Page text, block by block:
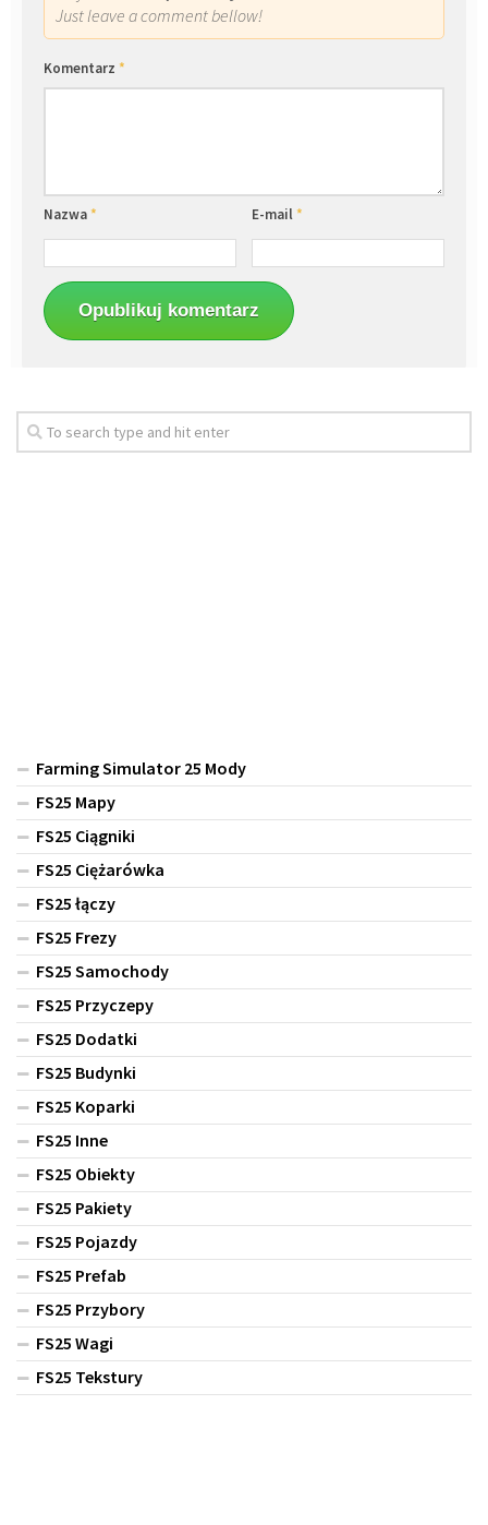
Just leave a comment bellow!
Komentarz *
Nazwa* E-mail*
Farming Simulator 25 Mody
FS25 Mapy
FS25 Ciągniki
FS25 Ciężarówka
FS25 łączy
FS25 Frezy
FS25 Samochody
FS25 Przyczepy
FS25 Dodatki
FS25 Budynki
FS25 Koparki
FS25 Inne
FS25 Obiekty
FS25 Pakiety
FS25 Pojazdy
FS25 Prefab
FS25 Przybory
FS25 Wagi
FS25 Tekstury